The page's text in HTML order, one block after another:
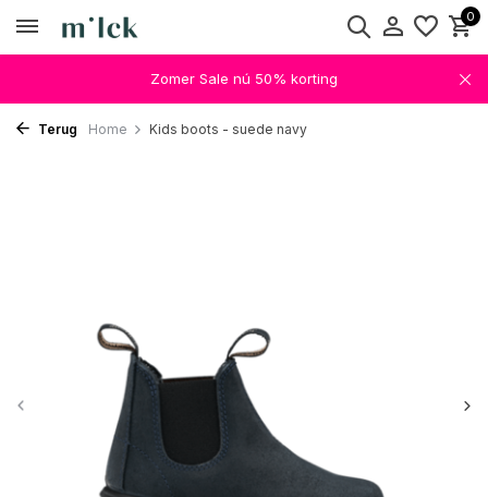
0
Zomer Sale nú 50% korting
Terug Home Kids boots - suede navy